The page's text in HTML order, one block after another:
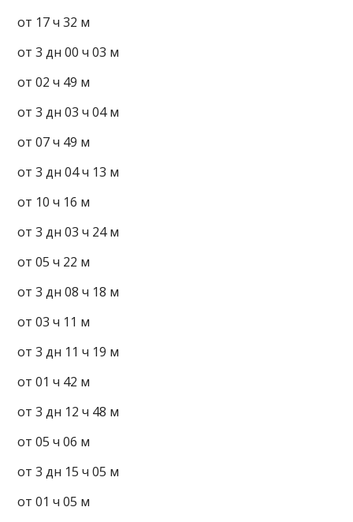
от 17 ч 32 м
от 3 дн 00 ч 03 м
от 02 ч 49 м
от 3 дн 03 ч 04 м
от 07 ч 49 м
от 3 дн 04 ч 13 м
от 10 ч 16 м
от 3 дн 03 ч 24 м
от 05 ч 22 м
от 3 дн 08 ч 18 м
от 03 ч 11 м
от 3 дн 11 ч 19 м
от 01 ч 42 м
от 3 дн 12 ч 48 м
от 05 ч 06 м
от 3 дн 15 ч 05 м
от 01 ч 05 м